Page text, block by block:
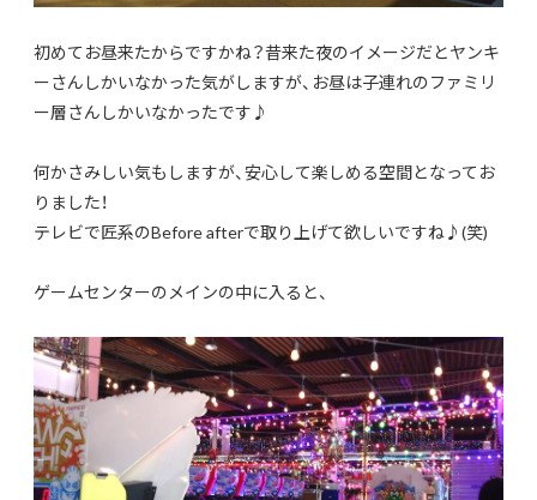
初めてお昼来たからですかね？昔来た夜のイメージだとヤンキ
ーさんしかいなかった気がしますが、お昼は子連れのファミリ
ー層さんしかいなかったです♪
何かさみしい気もしますが、安心して楽しめる空間となってお
りました！
テレビで匠系のBefore afterで取り上げて欲しいですね♪(笑)
ゲームセンターのメインの中に入ると、